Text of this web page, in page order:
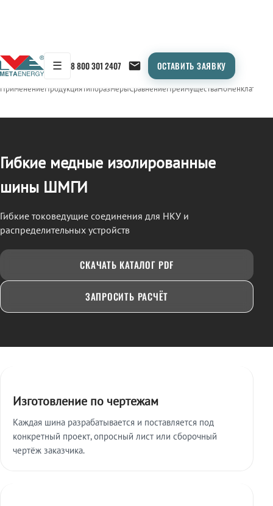
☰ 8 800 301 2407 ОСТАВИТЬ ЗАЯВКУ
← Продукция/ШМГИ
ПрименениеПродукцияТипоразмерыСравнениеПреимуществаНоменклатура
Гибкие медные изолированные
шины ШМГИ
Гибкие токоведущие соединения для НКУ и
распределительных устройств
СКАЧАТЬ КАТАЛОГ PDF
ЗАПРОСИТЬ РАСЧЁТ
Изготовление по чертежам
Каждая шина разрабатывается и поставляется под
конкретный проект, опросный лист или сборочный
чертёж заказчика.